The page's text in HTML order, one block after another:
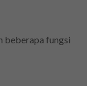
beberapa fungsi